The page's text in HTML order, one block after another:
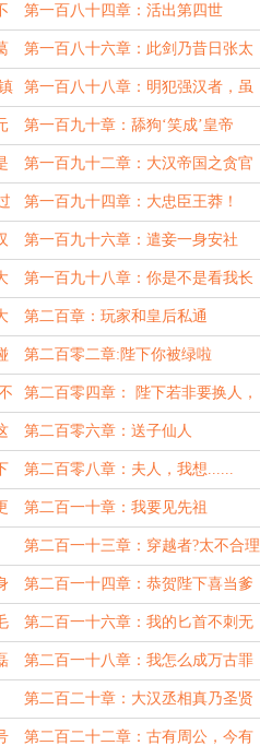
游戏，你们喜欢吗？
第一百八十四章：活出第四世
第一百八十六章：此剑乃昔日张太
尉所用！
第一百八十八章：明犯强汉者，虽
远必诛
第一百九十章：舔狗‘笑成’皇帝
第一百九十二章：大汉帝国之贪官
攻略
第一百九十四章：大忠臣王莽！
第一百九十六章：遣妾一身安社
稷，不知何处用将军
第一百九十八章：你是不是看我长
得像傻子？
第二百章：玩家和皇后私通
第二百零二章:陛下你被绿啦
第二百零四章： 陛下若非要换人，
为娘便先饿死自己
第二百零六章：送子仙人
第二百零八章：夫人，我想......
第二百一十章：我要见先祖
第二百一十三章：穿越者?太不合理
了
第二百一十四章：恭贺陛下喜当爹
了
第二百一十六章：我的匕首不刺无
名之辈
第二百一十八章：我怎么成万古罪
人了？
第二百二十章：大汉丞相真乃圣贤
也
第二百二十二章：古有周公，今有